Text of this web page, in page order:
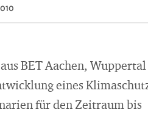
BET Aachen, Wuppertal
eines
für den Zeitraum bis